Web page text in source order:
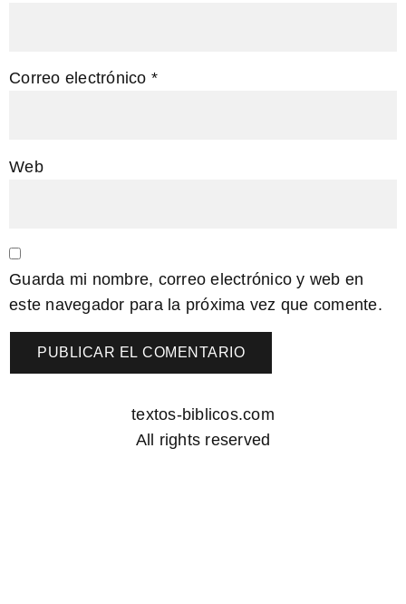
Correo electrónico *
Web
Guarda mi nombre, correo electrónico y web en
este navegador para la próxima vez que comente.
textos-biblicos.com
All rights reserved